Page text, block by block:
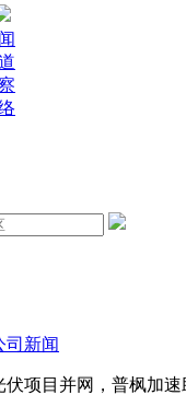
司新闻
伏项目并网，普枫加